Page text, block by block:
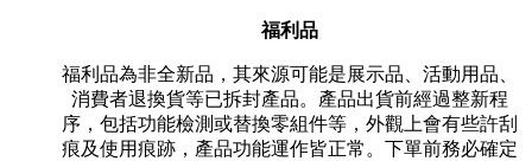
福利品
福利品為非全新品，其來源可能是展示品、活動用品、
消費者退換貨等已拆封產品。產品出貨前經過整新程
序，包括功能檢測或替換零組件等，外觀上會有些許刮
痕及使用痕跡，產品功能運作皆正常。下單前務必確定